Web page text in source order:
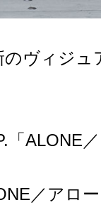
ヴィジュ
「ALONE
／アロ